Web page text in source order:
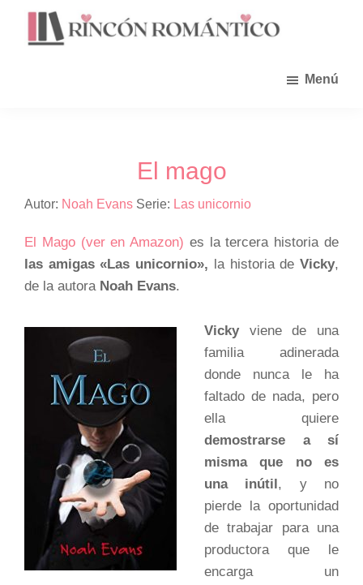
Saltar
Menú
El mago
Autor: Noah Evans Serie: Las unicornio
El Mago (ver en Amazon) es la tercera historia de
las amigas «Las unicornio», la historia deVicky,
de la autora Noah Evans.
Vickyviene de una
familia adinerada
donde nunca le ha
faltado de nada, pero
ella quiere
demostrarse a sí
misma que no es
una inútil , y no
pierde la oportunidad
de trabajar para una
productora que le
encarga un